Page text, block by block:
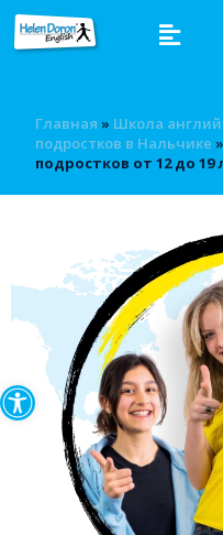
Открыть
Главная » Школа
подростков в Нальчике
подростков от 12 до 19